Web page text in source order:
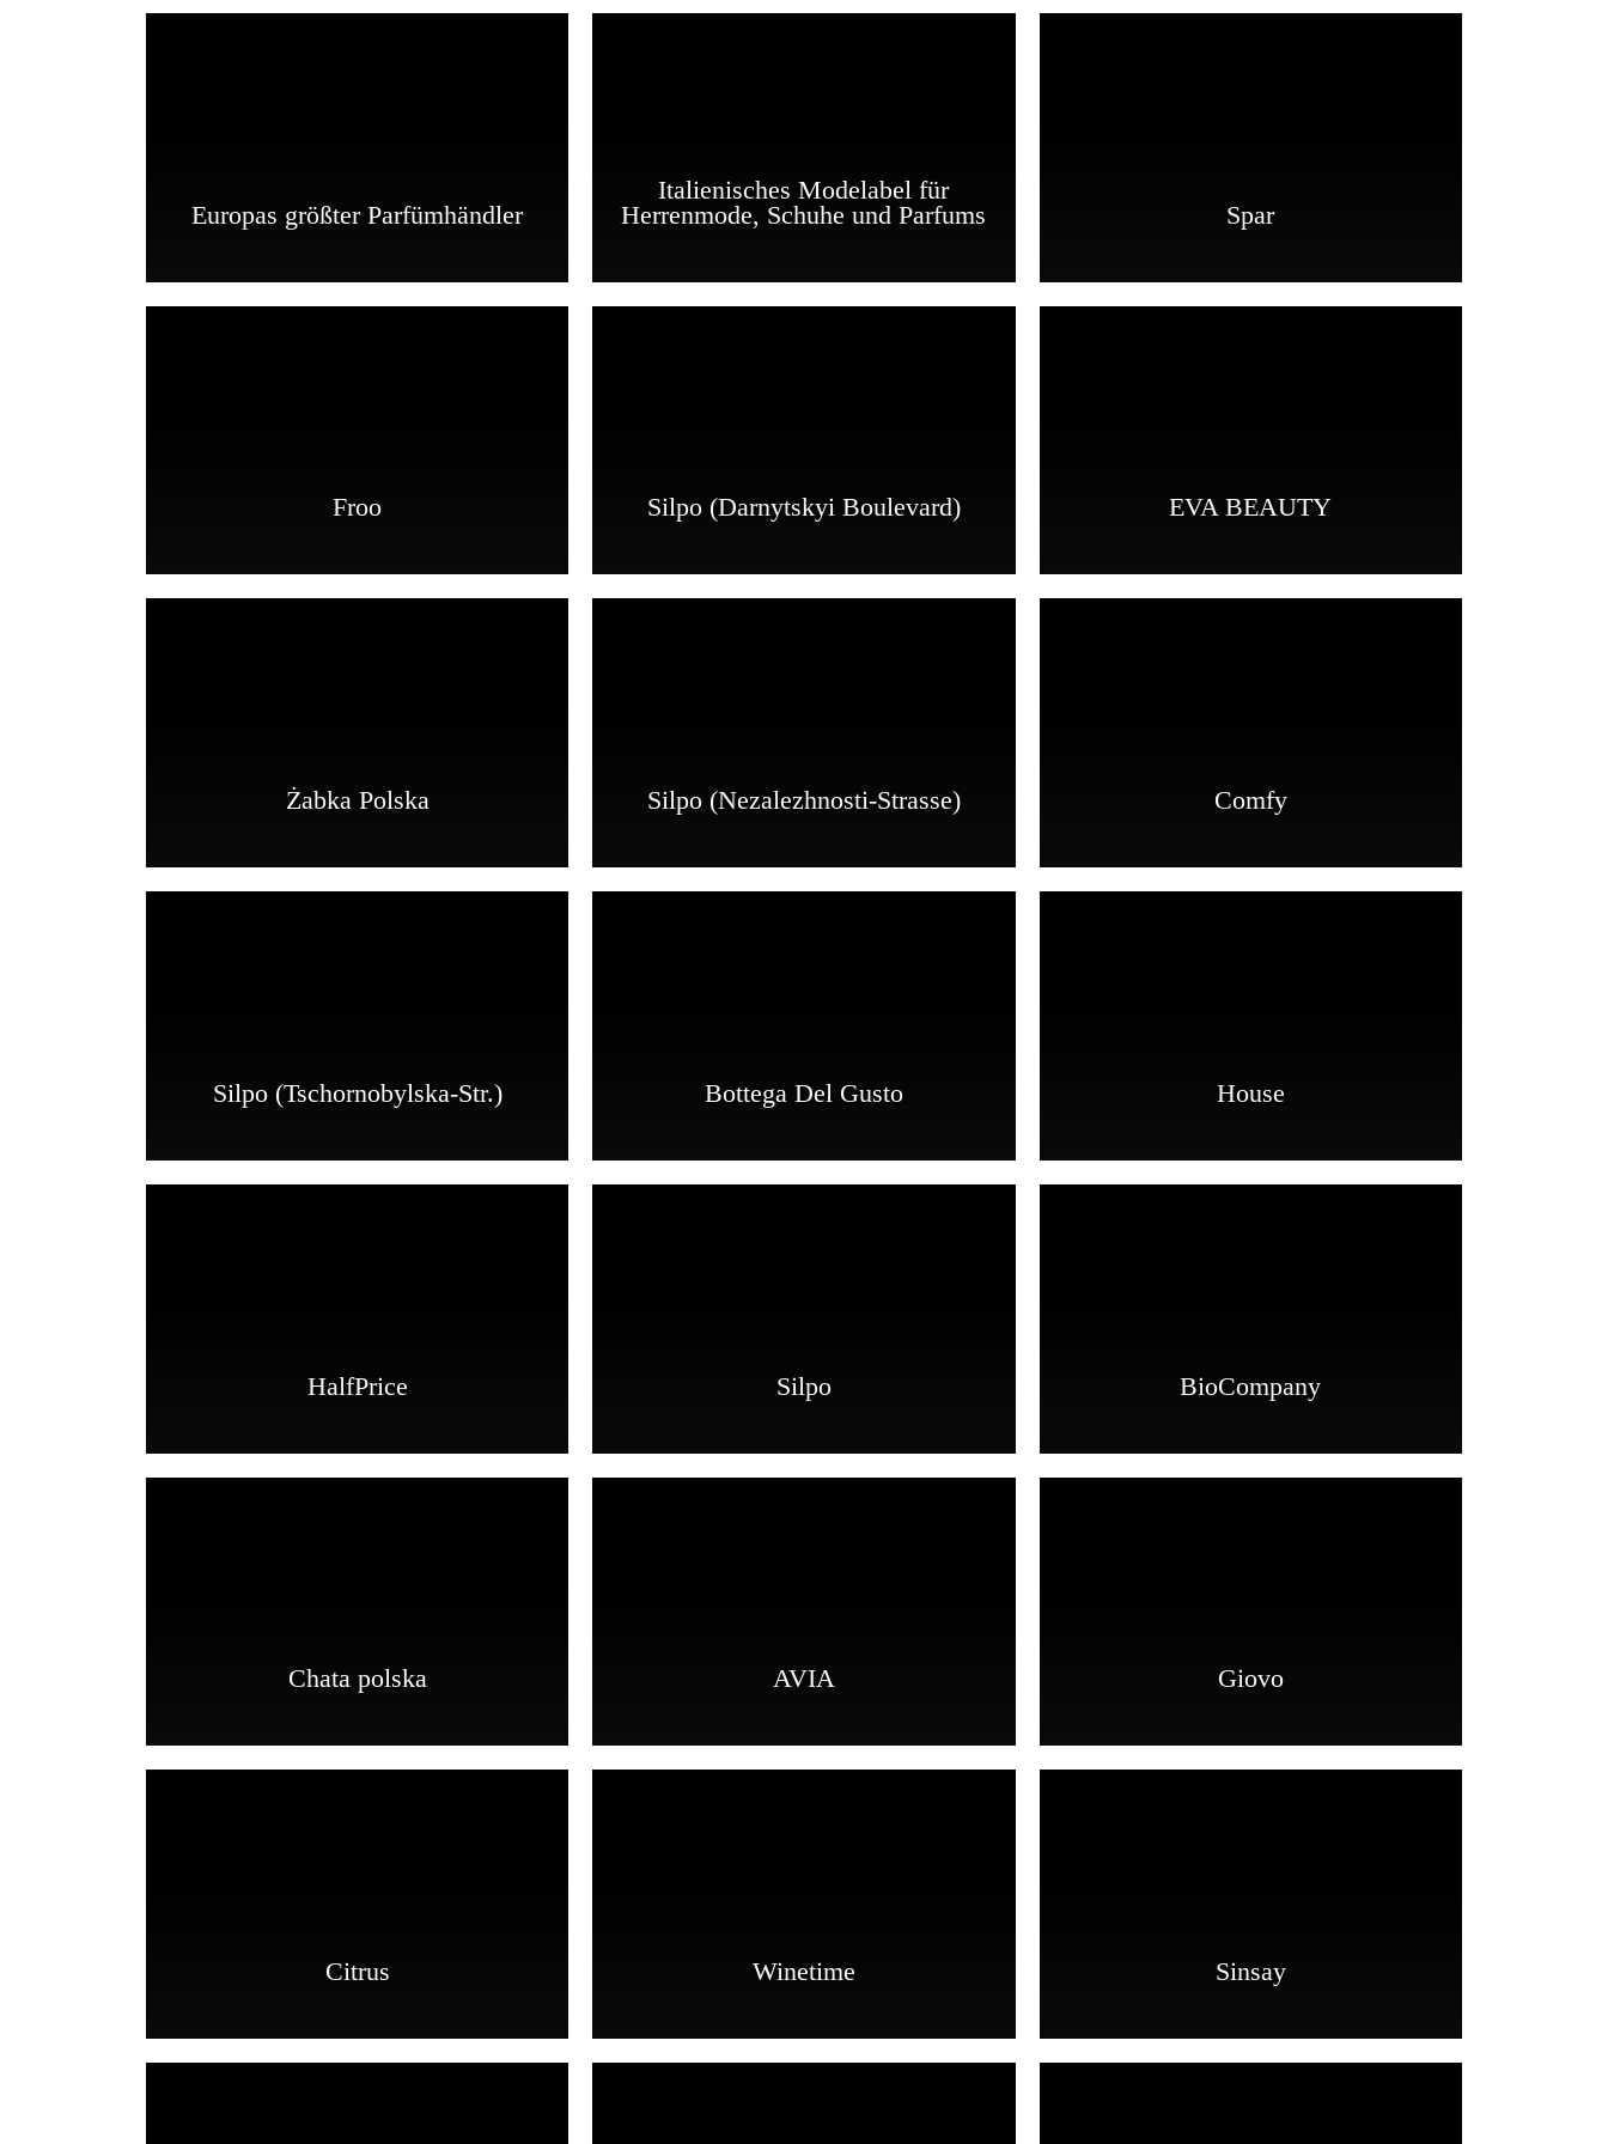
Europas größter Parfümhändler
Italienisches Modelabel für
Herrenmode, Schuhe und Parfums
Spar
Froo Silpo (Darnytskyi Boulevard) EVA BEAUTY
Żabka Polska Silpo (Nezalezhnosti-Strasse) Comfy
Silpo (Tschornobylska-Str.) Bottega Del Gusto House
HalfPrice Silpo BioCompany
Chata polska AVIA Giovo
Citrus Winetime Sinsay